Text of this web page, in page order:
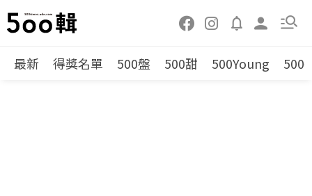
最新 得獎名單 500盤 500甜 500Young 500